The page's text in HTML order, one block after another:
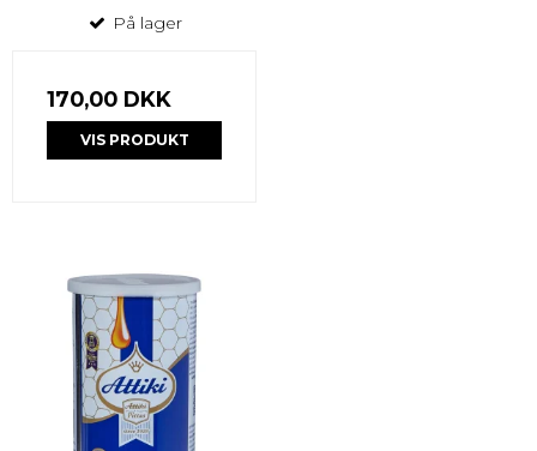
På lager
170,00 DKK
VIS PRODUKT